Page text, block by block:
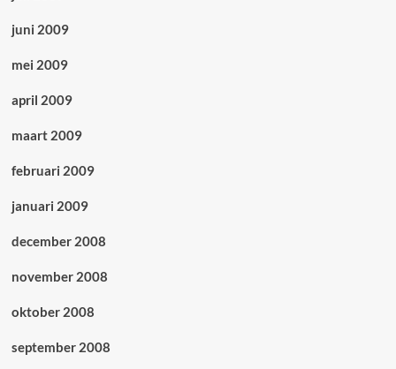
juni 2009
mei 2009
april 2009
maart 2009
februari 2009
januari 2009
december 2008
november 2008
oktober 2008
september 2008